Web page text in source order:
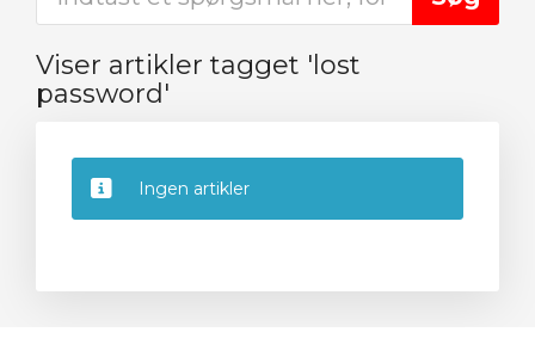
Viser artikler tagget 'lost
password'
Ingen artikler